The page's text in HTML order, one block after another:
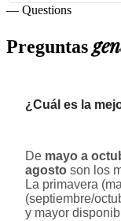
— Questions
Preguntas
¿Cuál es la
De mayo a
agosto son los
La primavera
(septiembre/
y mayor